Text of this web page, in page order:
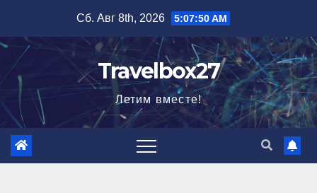
содержимому
Сб. Авг 8th, 2026 5:07:51 AM
Travelbox27
Летим вместе!